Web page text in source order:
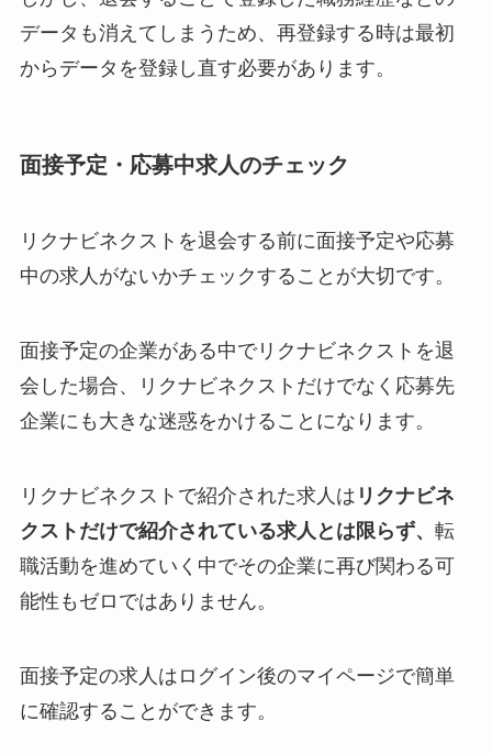
データも消えてしまうため、再登録する時は最初
からデータを登録し直す必要があります。
面接予定・応募中求人のチェック
リクナビネクストを退会する前に面接予定や応募
中の求人がないかチェックすることが大切です。
面接予定の企業がある中でリクナビネクストを退
会した場合、リクナビネクストだけでなく応募先
企業にも大きな迷惑をかけることになります。
リクナビネクストで紹介された求人は リクナビネ
クストだけで紹介されている求人とは限らず、 転
職活動を進めていく中でその企業に再び関わる可
能性もゼロではありません。
面接予定の求人はログイン後のマイページで簡単
に確認することができます。